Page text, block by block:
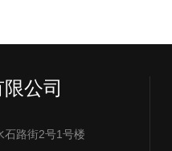
公司
石路街2号1号楼